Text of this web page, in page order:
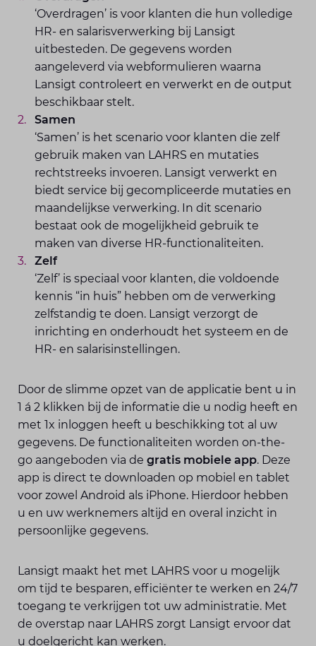
‘Overdragen’ is voor klanten die hun volledige
HR- en salarisverwerking bij Lansigt
uitbesteden. De gegevens worden
aangeleverd via webformulieren waarna
Lansigt controleert en verwerkt en de output
beschikbaar stelt.
Samen
‘Samen’ is het scenario voor klanten die zelf
gebruik maken van LAHRS en mutaties
rechtstreeks invoeren. Lansigt verwerkt en
biedt service bij gecompliceerde mutaties en
maandelijkse verwerking. In dit scenario
bestaat ook de mogelijkheid gebruik te
maken van diverse HR-functionaliteiten.
Zelf
‘Zelf’ is speciaal voor klanten, die voldoende
kennis “in huis” hebben om de verwerking
zelfstandig te doen. Lansigt verzorgt de
inrichting en onderhoudt het systeem en de
HR- en salarisinstellingen.
Door de slimme opzet van de applicatie bent u in
1 á 2 klikken bij de informatie die u nodig heeft en
met 1x inloggen heeft u beschikking tot al uw
gegevens. De functionaliteiten worden on-the-
go aangeboden via degratis mobiele app. Deze
app is direct te downloaden op mobiel en tablet
voor zowel Android als iPhone. Hierdoor hebben
u en uw werknemers altijd en overal inzicht in
persoonlijke gegevens.
Lansigt maakt het met LAHRS voor u mogelijk
om tijd te besparen, efficiënter te werken en 24/7
toegang te verkrijgen tot uw administratie. Met
de overstap naar LAHRS zorgt Lansigt ervoor dat
u doelgericht kan werken.